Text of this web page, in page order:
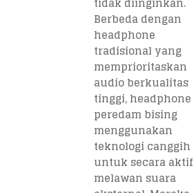
Berbeda dengan
headphone
tradisional yang
memprioritaskan
audio berkualitas
tinggi, headphone
peredam bising
menggunakan
teknologi canggih
untuk secara aktif
melawan suara